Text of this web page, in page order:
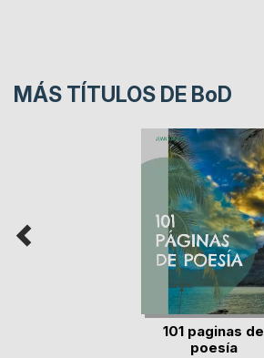
MÁS TÍTULOS DE BoD
101 paginas de
poesía